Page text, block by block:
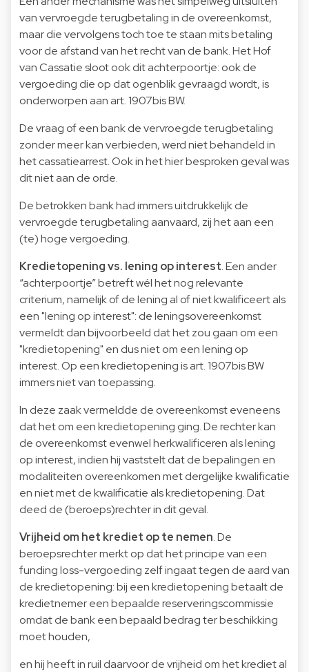
van vervroegde terugbetaling in de overeenkomst,
maar die vervolgens toch toe te staan mits betaling
voor de afstand van het recht van de bank. Het Hof
van Cassatie sloot ook dit achterpoortje: ook de
vergoeding die op dat ogenblik gevraagd wordt, is
onderworpen aan art. 1907bis BW.
De vraag of een bank de vervroegde terugbetaling
zonder meer kan verbieden, werd niet behandeld in
het cassatiearrest. Ook in het hier besproken geval was
dit niet aan de orde.
De betrokken bank had immers uitdrukkelijk de
vervroegde terugbetaling aanvaard, zij het aan een
(te) hoge vergoeding.
Kredietopening vs. lening op interest. Een ander
“achterpoortje” betreft wél het nog relevante
criterium, namelijk of de lening al of niet kwalificeert als
een "lening op interest": de leningsovereenkomst
vermeldt dan bijvoorbeeld dat het zou gaan om een
"kredietopening" en dus niet om een lening op
interest. Op een kredietopening is art. 1907bis BW
immers niet van toepassing.
In deze zaak vermeldde de overeenkomst eveneens
dat het om een kredietopening ging. De rechter kan
de overeenkomst evenwel herkwalificeren als lening
op interest, indien hij vaststelt dat de bepalingen en
modaliteiten overeenkomen met dergelijke kwalificatie
en niet met de kwalificatie als kredietopening. Dat
deed de (beroeps)rechter in dit geval.
Vrijheid om het krediet op te nemen. De
beroepsrechter merkt op dat het principe van een
funding loss-vergoeding zelf ingaat tegen de aard van
de kredietopening: bij een kredietopening betaalt de
kredietnemer een bepaalde reserveringscommissie
omdat de bank een bepaald bedrag ter beschikking
moet houden,
en hij heeft in ruil daarvoor de vrijheid om het krediet al